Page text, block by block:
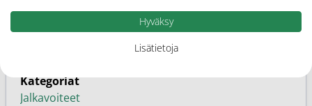
Vapaakaupan tuote
Ominaisuudet
Kategoriat
Jalkavoiteet
Hyväksy
Lisätietoja